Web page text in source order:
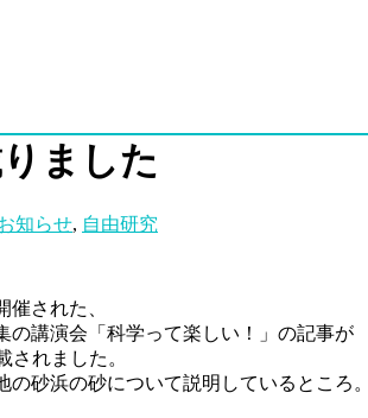
ました
知らせ, 自由研究
された、
の講演会「科学って楽しい！」の記事が
されました。
砂浜の砂について説明しているところ。